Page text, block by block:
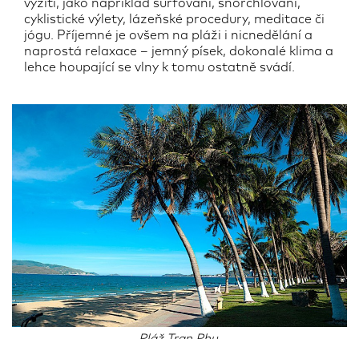
vyžití, jako například surfování, šnorchlování,
cyklistické výlety, lázeňské procedury, meditace či
jógu. Příjemné je ovšem na pláži i nicnedělání a
naprostá relaxace – jemný písek, dokonalé klima a
lehce houpající se vlny k tomu ostatně svádí.